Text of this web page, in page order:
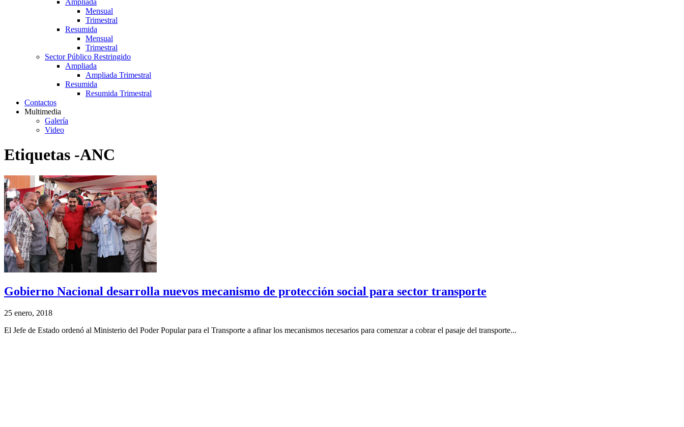
Ampliada
Mensual
Trimestral
Resumida
Mensual
Trimestral
Sector Público Restringido
Ampliada
Ampliada Trimestral
Resumida
Resumida Trimestral
Contactos
Multimedia
Galería
Video
Etiquetas -ANC
Gobierno Nacional desarrolla nuevos mecanismo de protección social para sector transporte
25 enero, 2018
El Jefe de Estado ordenó al Ministerio del Poder Popular para el Transporte a afinar los mecanismos necesarios para comenzar a cobrar el pasaje del transporte...